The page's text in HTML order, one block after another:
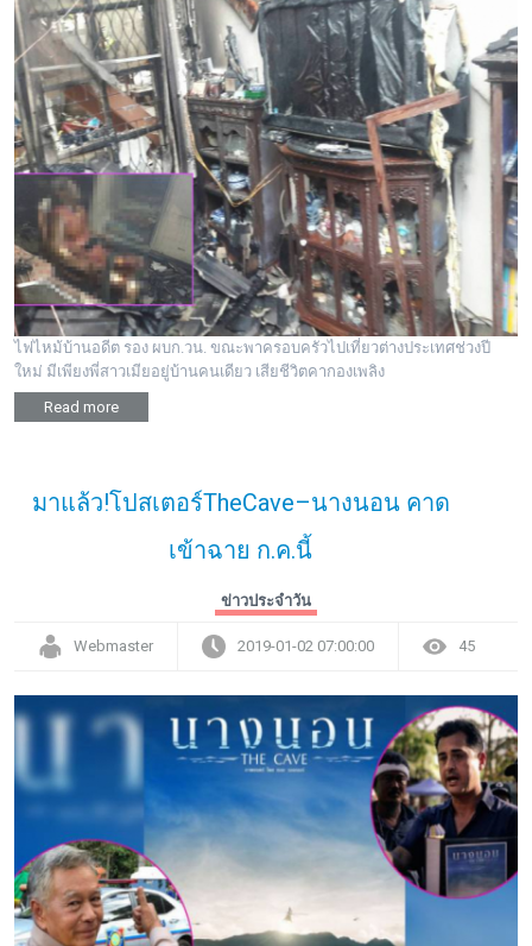
ไฟไหม้บ้านอดีต รอง ผบก.วน. ขณะพาครอบครัวไปเที่ยวต่างประเทศช่วงปี
ใหม่ มีเพียงพี่สาวเมียอยู่บ้านคนเดียว เสียชีวิตคากองเพลิง
Read more
มาแล้ว!โปสเตอร์TheCave–นางนอน คาด
เข้าฉาย ก.ค.นี้
ข่าวประจำวัน
Webmaster 2019-01-02 07:00:00 45